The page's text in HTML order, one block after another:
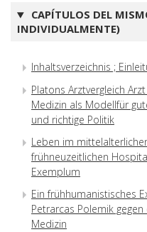
CAPÍTULOS DEL
INDIVIDUALMENTE)
Inhaltsverzeichnis ;
Platons Arztvergleich
Medizin als Modellfür
und richtige Politik
Leben im
frühneuzeitlichen
Exemplum
Ein frühhumanistisches
Petrarcas Polemik gegen
Medizin